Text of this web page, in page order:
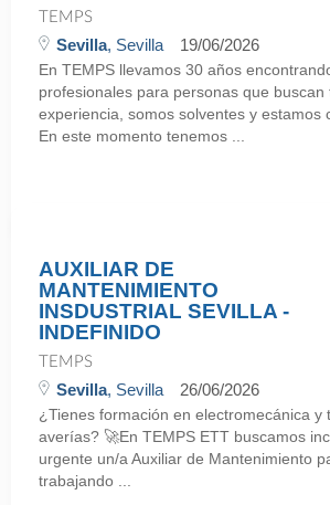
TEMPS
Sevilla, Sevilla 19/06/2026
En TEMPS llevamos 30 años
profesionales para personas que buscan
experiencia, somos solventes y estamos
En este momento tenemos ...
AUXILIAR DE
MANTENIMIENTO
INSDUSTRIAL SEVILLA -
INDEFINIDO
TEMPS
Sevilla, Sevilla 26/06/2026
¿Tienes formación en electromecánica y
averías? 🚀En TEMPS ETT buscamos
urgente un/a Auxiliar de Mantenimiento
trabajando ...